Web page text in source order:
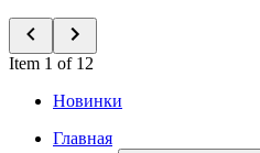
Item 1 of 12
Новинки
Главная